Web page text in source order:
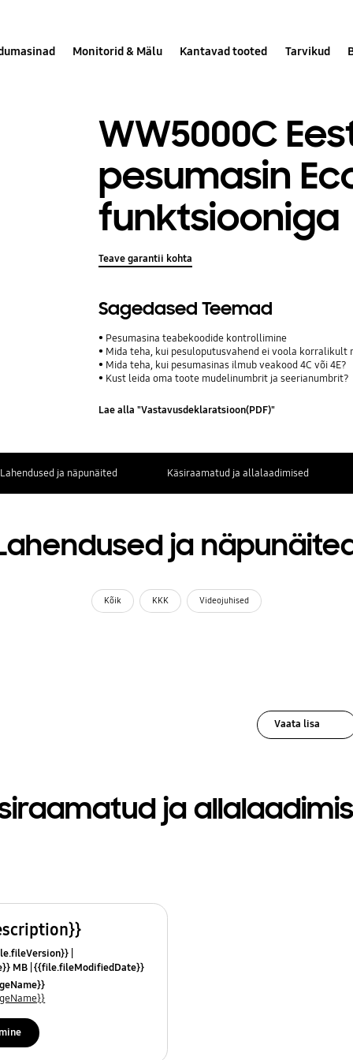
Monitorid & Mälu Kantavad tooted Tarvikud
WW5000C
pesumasin
funktsiooniga
Teave garantii kohta
Sagedased Teemad
Pesumasina teabekoodide kontrollimine
Mida teha, kui pesuloputusvahend ei voola korralikult
Mida teha, kui pesumasinas ilmub veakood 4C või 4E?
Kust leida oma toote mudelinumbrit ja seerianumbrit?
Lae alla "Vastavusdeklaratsioon(PDF)"
Lahendused ja näpunäited Käsiraamatud ja allalaadimised
ja
Kõik KKK Videojuhised
Vaata lisa
ja
MB {{file.fileModifiedDate}}